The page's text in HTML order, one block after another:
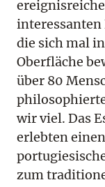
interessanten
die sich mal
Oberfläche
über 80
wir viel. Das
erlebten
zum